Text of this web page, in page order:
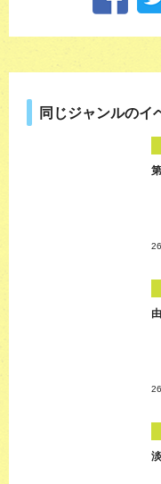
同じジャンルのイ